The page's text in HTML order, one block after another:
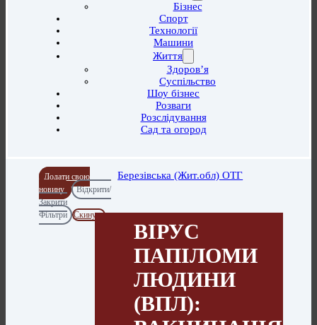
Бізнес
Спорт
Технології
Машини
Життя
Здоров’я
Суспільство
Шоу бізнес
Розваги
Розслідування
Сад та огород
Додати свою
новину
Відкрити/
Закрити
Фільтри
Скинути
Березівська (Жит.обл) ОТГ
ВІРУС
ПАПІЛОМИ
ЛЮДИНИ
(ВПЛ):